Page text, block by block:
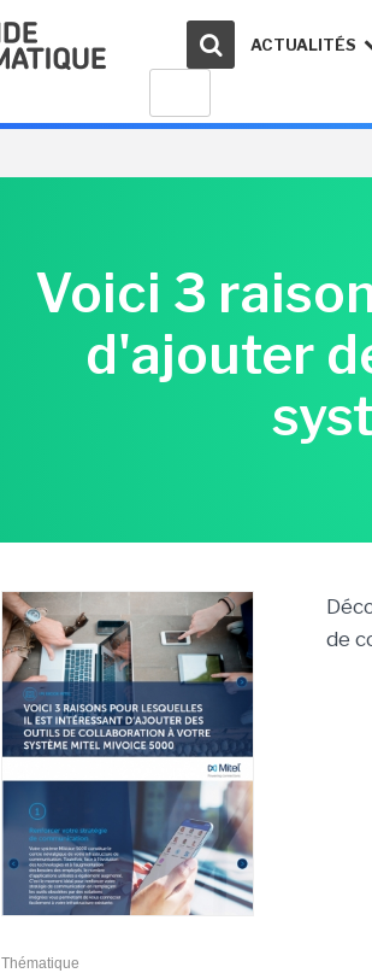
ACTUALITÉS
Voici 3
d'ajouter
Thématique
de